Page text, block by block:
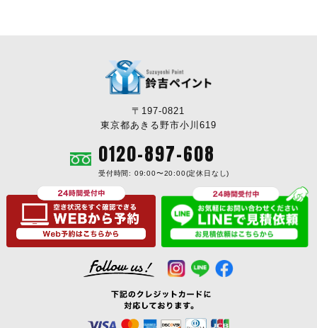
〒197-0821
東京都あきる野市小川619
0120-897-608
受付時間: 09:00〜20:00(定休日なし)